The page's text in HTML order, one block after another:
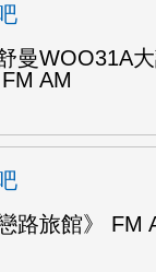
曼WOO31A
AM
路旅館》 FM